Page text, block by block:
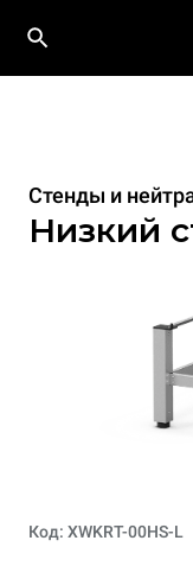
Стенды и
Низкий
Код: XWKRT-00HS-L